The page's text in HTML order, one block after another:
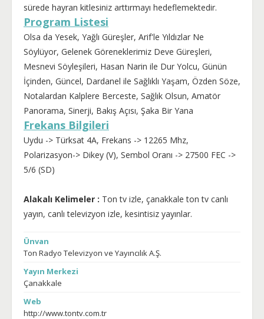
sürede hayran kitlesiniz arttırmayı hedeflemektedir.
Program Listesi
Olsa da Yesek, Yağlı Güreşler, Arif'le Yıldızlar Ne
Söylüyor, Gelenek Göreneklerimiz Deve Güreşleri,
Mesnevi Söyleşileri, Hasan Narin ile Dur Yolcu, Günün
İçinden, Güncel, Dardanel ile Sağlıklı Yaşam, Özden Söze,
Notalardan Kalplere Berceste, Sağlık Olsun, Amatör
Panorama, Sinerji, Bakış Açısı, Şaka Bir Yana
Frekans Bilgileri
Uydu -> Türksat 4A, Frekans -> 12265 Mhz,
Polarizasyon-> Dikey (V), Sembol Oranı -> 27500 FEC ->
5/6 (SD)
Alakalı Kelimeler : Ton tv izle, çanakkale ton tv canlı
yayın, canlı televizyon izle, kesintisiz yayınlar.
Ünvan
Ton Radyo Televizyon ve Yayıncılık A.Ş.
Yayın Merkezi
Çanakkale
Web
http://www.tontv.com.tr